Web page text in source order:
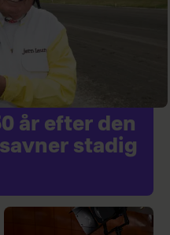
år efter den
stadig